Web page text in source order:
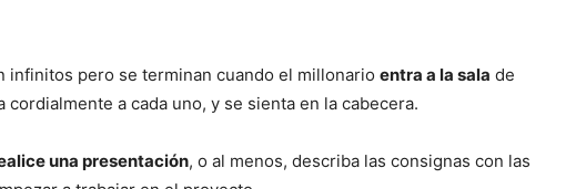
infinitos pero se terminan cuando el millonario entra a la sala de
cordialmente a cada uno, y se sienta en la cabecera.
una presentación, o al menos, describa las consignas con las